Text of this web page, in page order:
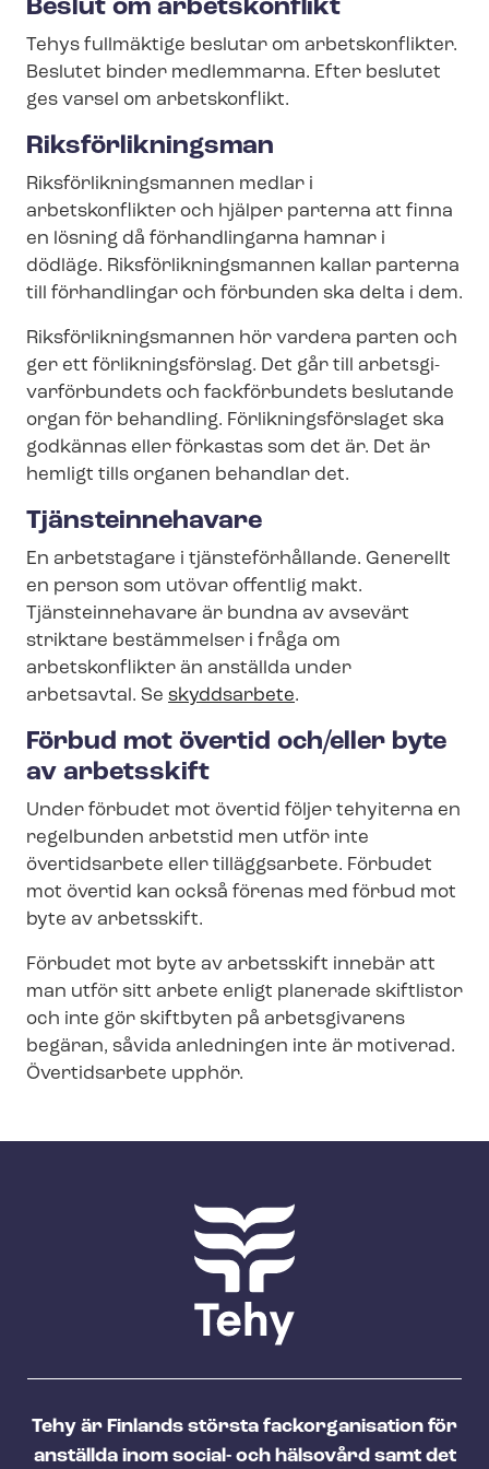
Beslut om arbetskonflikt
Tehys fullmäktige beslutar om arbetskonflikter.
Beslutet binder medlemmarna. Efter beslutet
ges varsel om arbetskonflikt.
Riks­för­lik­nings­man
Riks­för­lik­nings­man­nen medlar i
arbetskonflikter och hjälper parterna att finna
en lösning då förhandlingarna hamnar i
dödläge. Riks­för­lik­nings­man­nen kallar parterna
till förhandlingar och förbunden ska delta i dem.
Riks­för­lik­nings­man­nen hör vardera parten och
ger ett för­lik­nings­för­slag. Det går till ar­bets­gi­
var­för­bun­dets och fackförbundets beslutande
organ för behandling. För­lik­nings­för­sla­get ska
godkännas eller förkastas som det är. Det är
hemligt tills organen behandlar det.
Tjänsteinnehavare
En arbetstagare i tjäns­te­för­hål­lan­de. Generellt
en person som utövar offentlig makt.
Tjänsteinnehavare är bundna av avsevärt
striktare bestämmelser i fråga om
arbetskonflikter än anställda under
arbetsavtal. Se skyddsarbete.
Förbud mot övertid och/eller byte
av arbetsskift
Under förbudet mot övertid följer tehyiterna en
regelbunden arbetstid men utför inte
övertidsarbete eller tilläggsarbete. Förbudet
mot övertid kan också förenas med förbud mot
byte av arbetsskift.
Förbudet mot byte av arbetsskift innebär att
man utför sitt arbete enligt planerade skiftlistor
och inte gör skiftbyten på arbetsgivarens
begäran, såvida anledningen inte är motiverad.
Övertidsarbete upphör.
Tehy är Finlands största fackorganisation för
anställda inom social- och hälsovård samt det